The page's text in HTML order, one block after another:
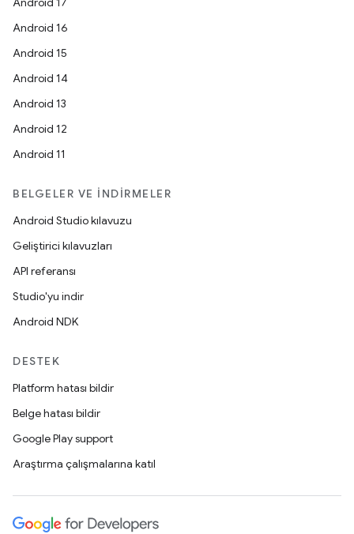
Android 16
Android 15
Android 14
Android 13
Android 12
Android 11
BELGELER VE İNDIRMELER
Android Studio kılavuzu
Geliştirici kılavuzları
API referansı
Studio'yu indir
Android NDK
DESTEK
Platform hatası bildir
Belge hatası bildir
Google Play support
Araştırma çalışmalarına katıl